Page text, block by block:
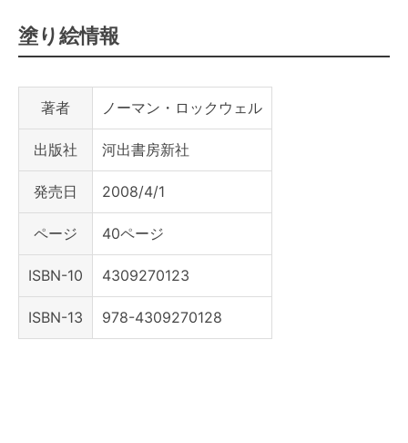
塗り絵情報
著者 ノーマン・ロックウェル
出版社 河出書房新社
発売日 2008/4/1
ページ 40ページ
ISBN-10 4309270123
ISBN-13 978-4309270128